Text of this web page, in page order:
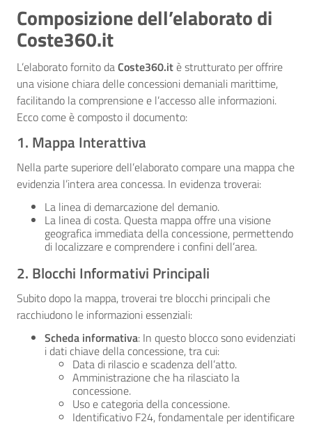
Composizione dell’elaborato di
Coste360.it
L’elaborato fornito daCoste360.itè strutturato per offrire
una visione chiara delle concessioni demaniali marittime,
facilitando la comprensione e l’accesso alle informazioni.
Ecco come è composto il documento:
1. Mappa Interattiva
Nella parte superiore dell’elaborato compare una mappa che
evidenzia l’intera area concessa. In evidenza troverai:
La linea di demarcazione del demanio.
La linea di costa. Questa mappa offre una visione
geografica immediata della concessione, permettendo
di localizzare e comprendere i confini dell’area.
2. Blocchi Informativi Principali
Subito dopo la mappa, troverai tre blocchi principali che
racchiudono le informazioni essenziali:
Scheda informativa: In questo blocco sono evidenziati
i dati chiave della concessione, tra cui:
Data di rilascio e scadenza dell’atto.
Amministrazione che ha rilasciato la
concessione.
Uso e categoria della concessione.
Identificativo F24, fondamentale per identificare